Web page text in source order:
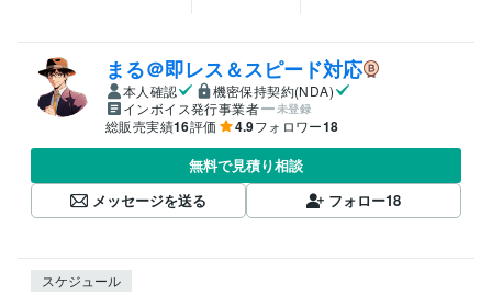
まる＠即レス＆スピード対応
本人確認
機密保持契約(NDA)
インボイス発行事業者
未登録
総販売実績16評価 4.9フォロワー18
無料で見積り相談
メッセージを送る
フォロー18
スケジュール